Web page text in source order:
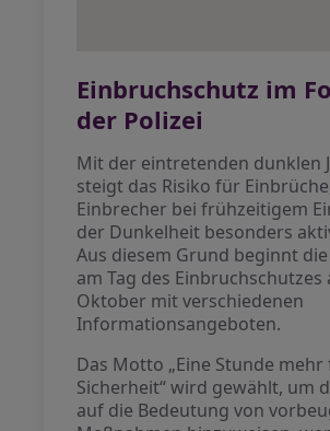
Einbruchschutz im
der Polizei
Mit der eintretenden dunklen
steigt das Risiko für
Einbrecher bei frühzeitigem
der Dunkelheit besonders
Aus diesem Grund beginnt
am Tag des Einbruchschutzes
Oktober mit verschiedenen
Informationsangeboten.
Das Motto „Eine Stunde
Sicherheit“ wird gewählt, um
auf die Bedeutung von